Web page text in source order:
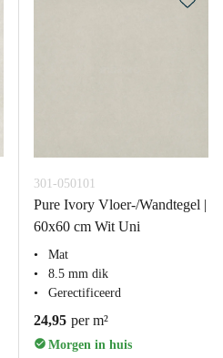
301-050101
Pure Ivory Vloer-/Wandtegel |
60x60 cm Wit Uni
Mat
8.5 mm dik
Gerectificeerd
24,95 per m²
Morgen in huis